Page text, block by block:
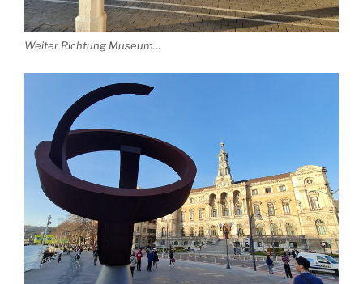
Weiter Richtung Museum…